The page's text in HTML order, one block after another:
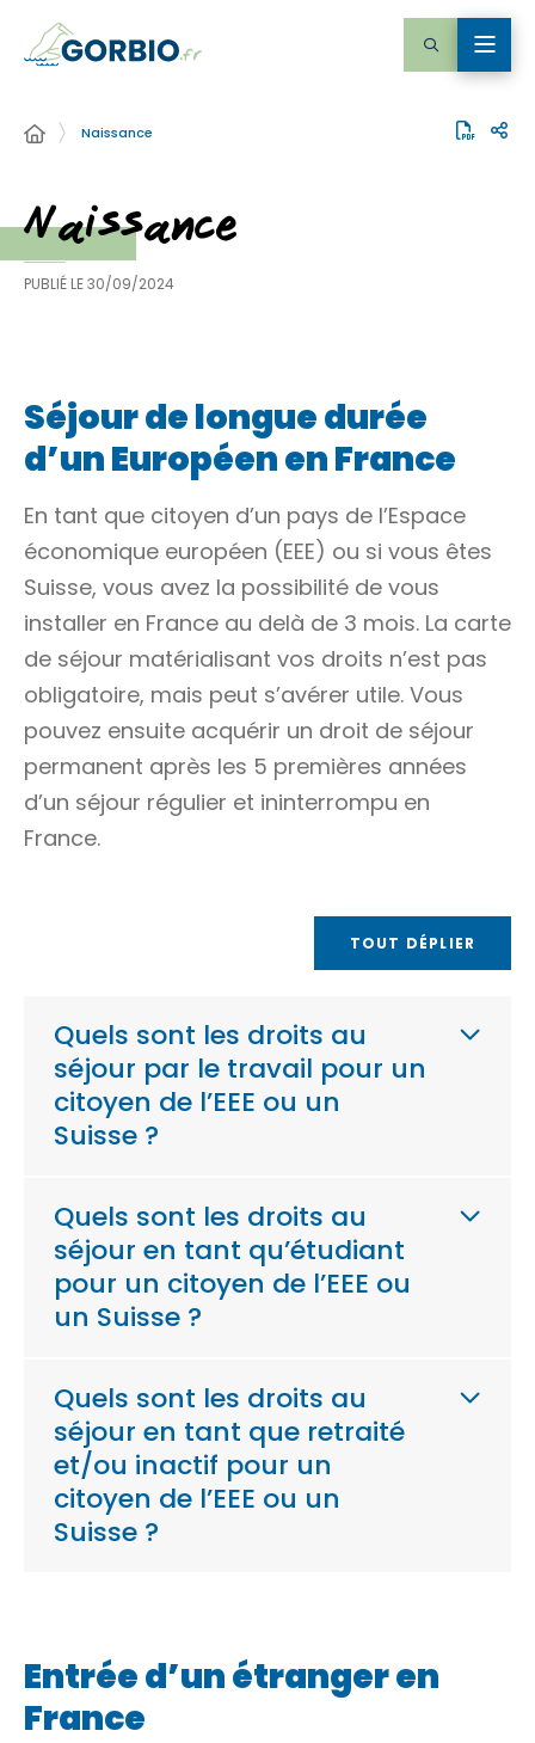
Naissance
Naissance
PUBLIÉ LE30/09/2024
Séjour de longue durée
d’un Européen en France
En tant que citoyen d’un pays de l’Espace
économique européen (EEE) ou si vous êtes
Suisse, vous avez la possibilité de vous
installer en France au delà de 3 mois. La carte
de séjour matérialisant vos droits n’est pas
obligatoire, mais peut s’avérer utile. Vous
pouvez ensuite acquérir un droit de séjour
permanent après les 5 premières années
d’un séjour régulier et ininterrompu en
France.
TOUT DÉPLIER
Quels sont les droits au
séjour par le travail pour un
citoyen de l’EEE ou un
Suisse ?
Quels sont les droits au
séjour en tant qu’étudiant
pour un citoyen de l’EEE ou
un Suisse ?
Quels sont les droits au
séjour en tant que retraité
et/ou inactif pour un
citoyen de l’EEE ou un
Suisse ?
Entrée d’un étranger en
France